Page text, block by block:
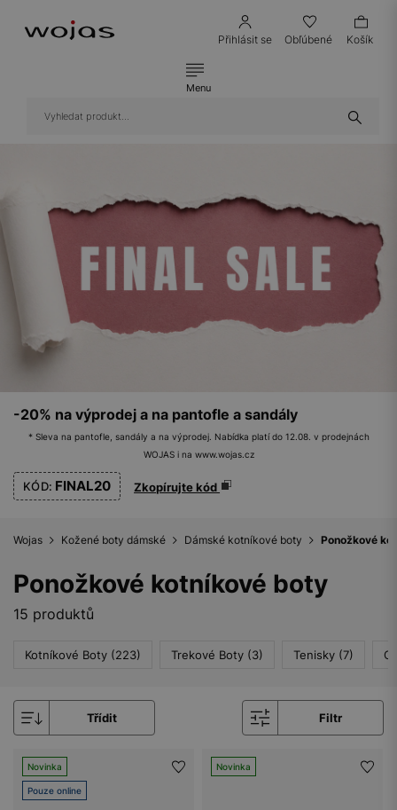
Přihlásit se Obľúbené Košík
Menu
-20% na výprodej a na pantofle a sandály
* Sleva na pantofle, sandály a na výprodej. Nabídka platí do 12.08. v prodejnách
WOJAS i na www.wojas.cz
KÓD: FINAL20 Zkopírujte kód
Wojas Kožené boty dámské Dámské kotníkové boty Ponožkové
Ponožkové kotníkové boty
15 produktů
Kotníkové Boty (223) Trekové Boty (3) Tenisky (7)
Třídit Filtr
Novinka
Pouze online
Novinka